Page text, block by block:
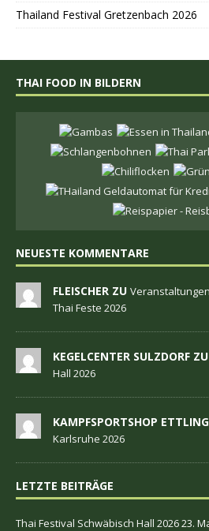
Thailand Festival Gretzenbach 2026
THAI FOOD IN BILDERN
NEUESTE KOMMENTARE
FLEISCHER ZU
Thai Feste 2026
KEGELCENTER SULZDORF ZU
Hall 2026
KAMPFSPORTSHOP
Karlsruhe 2026
LETZTE BEITRÄGE
Thai Festival Schwäbisch Hall 202623.